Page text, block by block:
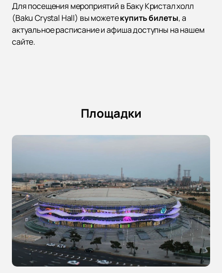
Для посещения мероприятий в Баку Кристал холл
(Baku Crystal Hall) вы можетекупить билеты, а
актуальное расписание и афиша доступны на нашем
сайте.
Площадки